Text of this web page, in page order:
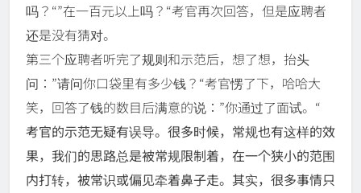
吗？“”在一百元以上吗？“考官再次回答，但是应聘者
还是没有猜对。
第三个应聘者听完了规则和示范后，想了想，抬头
问：”请问你口袋里有多少钱？“考官愣了下，哈哈大
笑，回答了钱的数目后满意的说：”你通过了面试。“
考官的示范无疑有误导。很多时候，常规也有这样的效
果，我们的思路总是被常规限制着，在一个狭小的范围
内打转，被常识或偏见牵着鼻子走。其实，很多事情只